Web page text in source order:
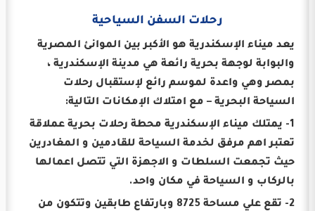
رحلات السفن السياحية
يعد ميناء الإسكندرية هو الأكبر بين الموانئ المصرية
والبوابة لوجهة بحرية رائعة هي مدينة الإسكندرية ،
بمصر وهي واعدة لموسم رائع لإستقبال رحلات
السياحة البحرية – مع امتلاك الإمكانات التالية:
1- يمتلك ميناء الإسكندرية محطة رحلات بحرية عملاقة
تعتبر اهم مرفق لخدمة السياحة للقادمين و المغادرين
حيث تجمعت السلطات و الاجهزة التي تتصل اعمالها
بالركاب و السياحة في مكان واحد.
2- تقع علي مساحة 8725 وبارتفاع طابقين وتتكون من